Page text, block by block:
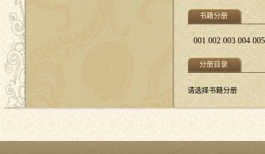
书籍分册
001 002 003 004 005
分册目录
请选择书籍分册